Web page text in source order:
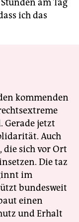
am Tag
ich das
kommenden
Gerade jetzt
Auch
die sich vor Ort
Die taz
im
bundesweit
einen
und Erhalt